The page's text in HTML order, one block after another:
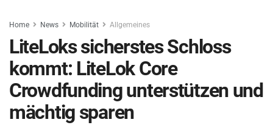
Home News Mobilität Allgemeines
LiteLoks sicherstes Schloss
kommt: LiteLok Core
Crowdfunding unterstützen und
mächtig sparen